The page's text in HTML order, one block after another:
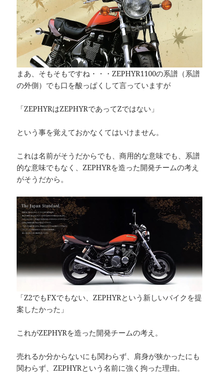
まあ、そもそもですね・・・ZEPHYR1100の系譜（系譜
の外側）でも口を酸っぱくして言っていますが
「ZEPHYRはZEPHYRであってZではない」
という事を覚えておかなくてはいけません。
これは名前がそうだからでも、商用的な意味でも、系譜
的な意味でもなく、ZEPHYRを造った開発チームの考え
がそうだから。
「Z2でもFXでもない、ZEPHYRという新しいバイクを提
案したかった」
これがZEPHYRを造った開発チームの考え。
売れるか分からないにも関わらず、肩身が狭かったにも
関わらず、ZEPHYRという名前に強く拘った理由。